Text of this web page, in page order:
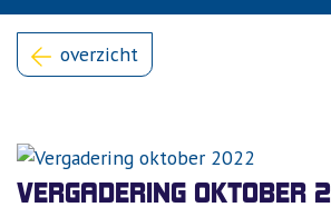
overzicht
VERGADERING OKTOBER